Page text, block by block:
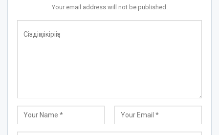
Your email address will not be published.